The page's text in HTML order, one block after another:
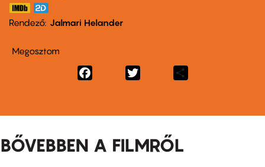
Rendező Jalmari Helander
Megosztom
Facebook
BŐVEBBEN A FILMRŐL